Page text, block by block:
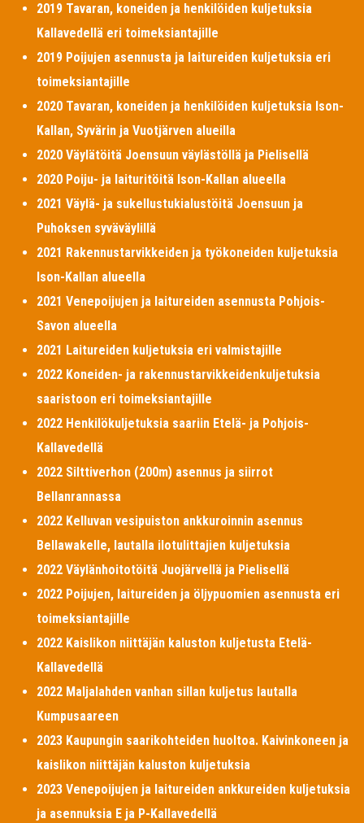
2019 Tavaran, koneiden ja henkilöiden kuljetuksia
Kallavedellä eri toimeksiantajille
2019 Poijujen asennusta ja laitureiden kuljetuksia eri
toimeksiantajille
2020 Tavaran, koneiden ja henkilöiden kuljetuksia Ison-
Kallan, Syvärin ja Vuotjärven alueilla
2020 Väylätöitä Joensuun väylästöllä ja Pielisellä
2020 Poiju- ja laituritöitä Ison-Kallan alueella
2021 Väylä- ja sukellustukialustöitä Joensuun ja
Puhoksen syväväylillä
2021 Rakennustarvikkeiden ja työkoneiden kuljetuksia
Ison-Kallan alueella
2021 Venepoijujen ja laitureiden asennusta Pohjois-
Savon alueella
2021 Laitureiden kuljetuksia eri valmistajille
2022 Koneiden- ja rakennustarvikkeidenkuljetuksia
saaristoon eri toimeksiantajille
2022 Henkilökuljetuksia saariin Etelä- ja Pohjois-
Kallavedellä
2022 Silttiverhon (200m) asennus ja siirrot
Bellanrannassa
2022 Kelluvan vesipuiston ankkuroinnin asennus
Bellawakelle, lautalla ilotulittajien kuljetuksia
2022 Väylänhoitotöitä Juojärvellä ja Pielisellä
2022 Poijujen, laitureiden ja öljypuomien asennusta eri
toimeksiantajille
2022 Kaislikon niittäjän kaluston kuljetusta Etelä-
Kallavedellä
2022 Maljalahden vanhan sillan kuljetus lautalla
Kumpusaareen
2023 Kaupungin saarikohteiden huoltoa. Kaivinkoneen ja
kaislikon niittäjän kaluston kuljetuksia
2023 Venepoijujen ja laitureiden ankkureiden kuljetuksia
ja asennuksia E ja P-Kallavedellä